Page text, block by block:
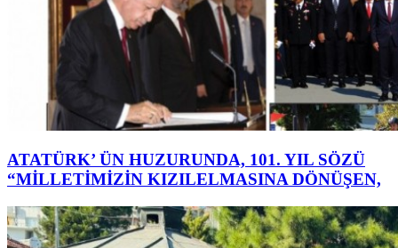
ATATÜRK’ ÜN HUZURUNDA, 101. YIL SÖZÜ
“MİLLETİMİZİN KIZILELMASINA DÖNÜŞEN,